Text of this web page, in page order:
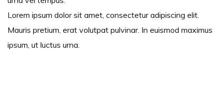
Lorem ipsum dolor sit amet, consectetur adipiscing elit.
Mauris pretium, erat volutpat pulvinar. In euismod maximus
ipsum, ut luctus urna.